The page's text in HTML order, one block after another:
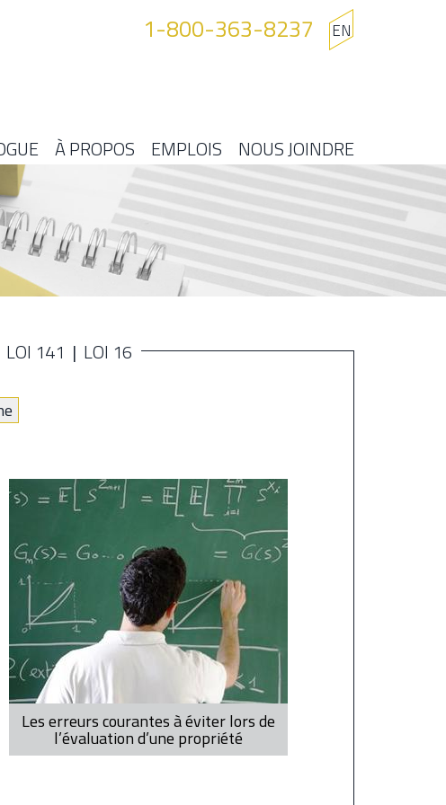
EN
1-800-363-8237
À PROPOS EMPLOIS NOUS JOINDRE
LOI 141 LOI 16
Les erreurs courantes à éviter lors de
l’évaluation d’une propriété